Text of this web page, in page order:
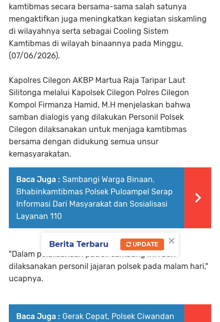
kamtibmas secara bersama-sama salah satunya
mengaktifkan juga meningkatkan kegiatan siskamling
di wilayahnya serta sebagai Cooling Sistem
Kamtibmas di wilayah binaannya pada Minggu,
(07/06/2026).
Kapolres Cilegon AKBP Martua Raja Taripar Laut
Silitonga melalui Kapolsek Cilegon Polres Cilegon
Kompol Firmanza Hamid, M.H menjelaskan bahwa
samban dialogis yang dilakukan Personil Polsek
Cilegon dilaksanakan untuk menjaga kamtibmas
bersama dengan didukung semua unsur
kemasyarakatan.
Baca Juga : Sambangi Warga Binaan,
Bhabinkamtibmas Polsek Puloampel Serap
Informasi Dari Masyarakat dan Sosialisasi
Layanan 110
"Dalam pelaksanaan patroli sambang ini rutin
dilaksanakan personil jajaran polsek pada malam hari,"
ucapnya.
Baca Juga : Gerak Cepat, Polsek Ciwandan
×
Berita Terbaru UPDATE